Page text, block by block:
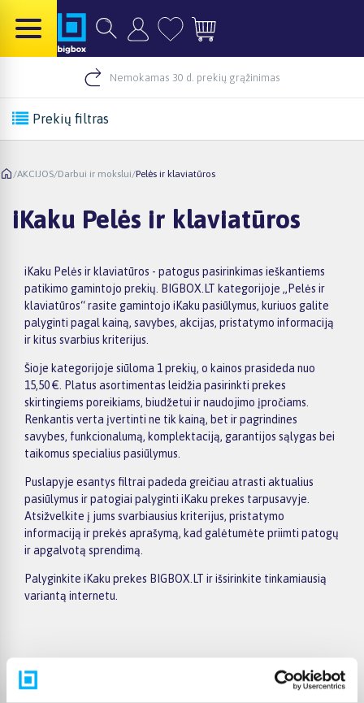
Nemokamas 30 d. prekių grąžinimas
Prekių filtras
/AKCIJOS/Darbui ir mokslui/Pelės ir klaviatūros
iKaku Pelės ir klaviatūros
iKaku Pelės ir klaviatūros - patogus pasirinkimas ieškantiems
patikimo gamintojo prekių. BIGBOX.LT kategorijoje „Pelės ir
klaviatūros“ rasite gamintojo iKaku pasiūlymus, kuriuos galite
palyginti pagal kainą, savybes, akcijas, pristatymo informaciją
ir kitus svarbius kriterijus.
Šioje kategorijoje siūloma 1 prekių, o kainos prasideda nuo
15,50 €. Platus asortimentas leidžia pasirinkti prekes
skirtingiems poreikiams, biudžetui ir naudojimo įpročiams.
Renkantis verta įvertinti ne tik kainą, bet ir pagrindines
savybes, funkcionalumą, komplektaciją, garantijos sąlygas bei
taikomus specialius pasiūlymus.
Puslapyje esantys filtrai padeda greičiau atrasti aktualius
pasiūlymus ir patogiai palyginti iKaku prekes tarpusavyje.
Atsižvelkite į jums svarbiausius kriterijus, pristatymo
informaciją ir prekės aprašymą, kad galėtumėte priimti patogų
ir apgalvotą sprendimą.
Palyginkite iKaku prekes BIGBOX.LT ir išsirinkite tinkamiausią
variantą internetu.
Pirkėjų atsiliepimai apie prekes